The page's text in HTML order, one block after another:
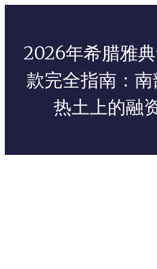
2026年希腊雅
款完全指南：
热土上的融